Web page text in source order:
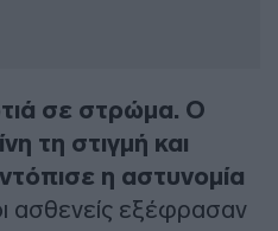
σε στρώμα. Ο
τη στιγμή και
η αστυνομία
ασθενείς εξέφρασαν